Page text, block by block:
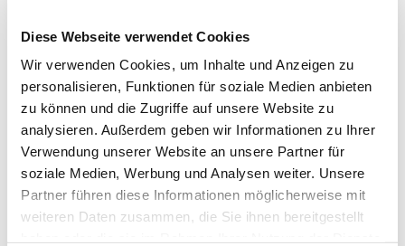
Diese Webseite verwendet Cookies
Wir verwenden Cookies, um Inhalte und Anzeigen zu
personalisieren, Funktionen für soziale Medien anbieten
zu können und die Zugriffe auf unsere Website zu
analysieren. Außerdem geben wir Informationen zu Ihrer
Verwendung unserer Website an unsere Partner für
soziale Medien, Werbung und Analysen weiter. Unsere
Partner führen diese Informationen möglicherweise mit
weiteren Daten zusammen, die Sie ihnen bereitgestellt
Kosten:Kostenfrei. Spenden willkommen
Kursleitung:
Rosa Kochius